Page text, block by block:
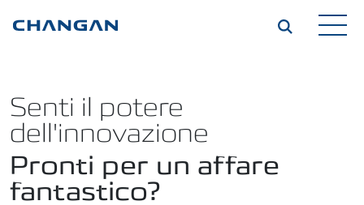
Senti il potere
dell'innovazione
Pronti per un affare
fantastico?